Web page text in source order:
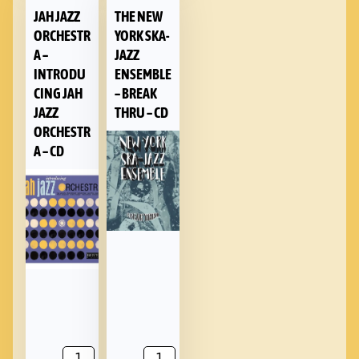
JAH JAZZ
ORCHESTR
A –
INTRODU
CING JAH
JAZZ
ORCHESTR
A – CD
THE NEW
YORK SKA-
JAZZ
ENSEMBLE
– BREAK
THRU – CD